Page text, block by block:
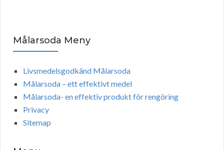
Målarsoda Meny
Livsmedelsgodkänd Målarsoda
Målarsoda – ett effektivt medel
Målarsoda- en effektiv produkt för rengöring
Privacy
Sitemap